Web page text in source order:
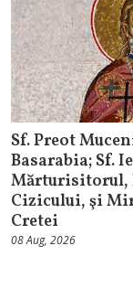
Sf. Preot
Basarabia; Sf.
Mărturisitorul,
Cizicului, şi
Cretei
08 Aug, 2026